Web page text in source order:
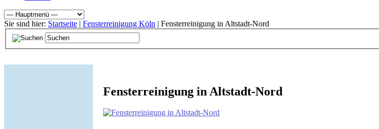
Sie sind hier: Startseite | Fensterreinigung Köln | Fensterreinigung in Altstadt-Nord
Fensterreinigung in Altstadt-Nord